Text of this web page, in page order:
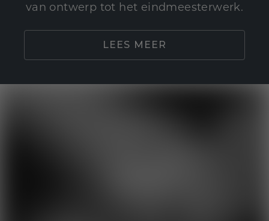
van ontwerp tot het eindmeesterwerk.
LEES MEER